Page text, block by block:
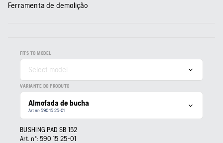
Ferramenta de demolição
FITS TO MODEL
Select model
VARIANTE DO PRODUTO
Almofada de bucha
Art nr: 590 15 25‑01
BUSHING PAD SB 152
Art. nº: 590 15 25‑01